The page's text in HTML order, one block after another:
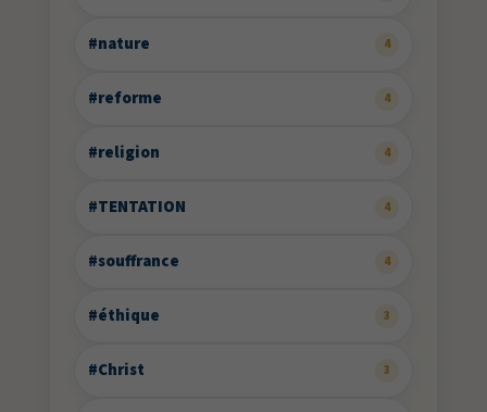
#nature 4
#reforme 4
#religion 4
#TENTATION 4
#souffrance 4
#éthique 3
#Christ 3